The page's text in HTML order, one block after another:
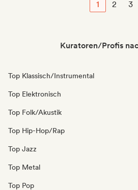
1 2 3
Kuratoren/Profis
Top Klassisch/Instrumental
Top Elektronisch
Top Folk/Akustik
Top Hip-Hop/Rap
Top Jazz
Top Metal
Top Pop